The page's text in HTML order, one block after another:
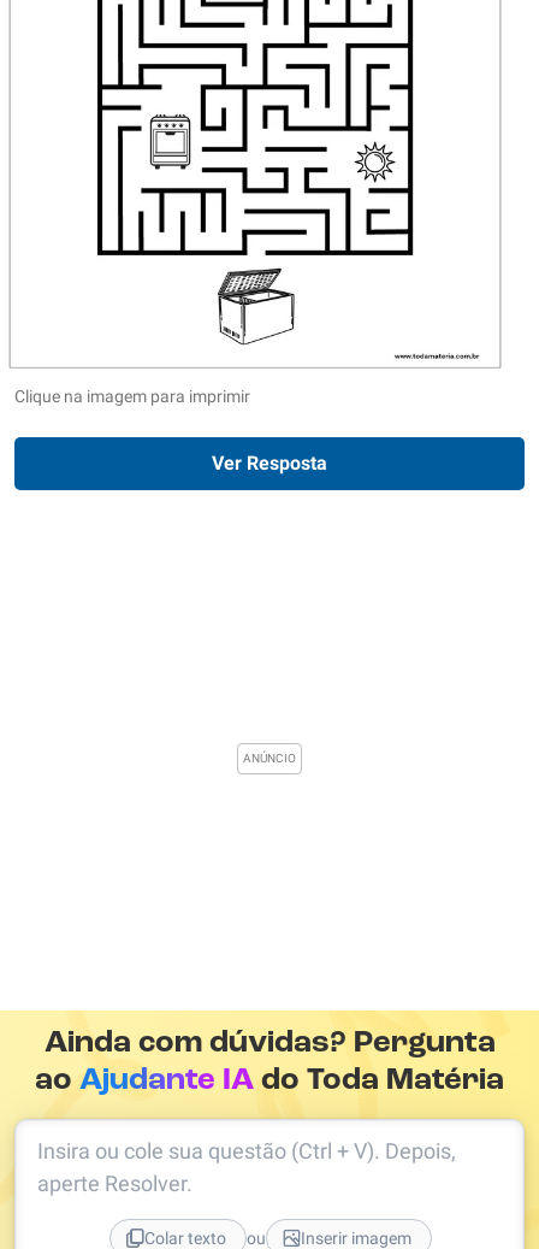
Clique na imagem para imprimir
Ver Resposta
Ainda com dúvidas? Pergunta
aoAjudante IA do Toda Matéria
Insira ou cole sua questão (Ctrl + V). Depois,
aperte Resolver.
Colar texto ou Inserir imagem